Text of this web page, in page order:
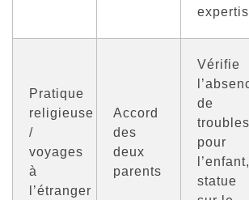
Pratique
religieuse
/
voyages
à
l’étranger
Accord
des
deux
parents
Vérifie
de
troubles
pour
l’enfant,
statue